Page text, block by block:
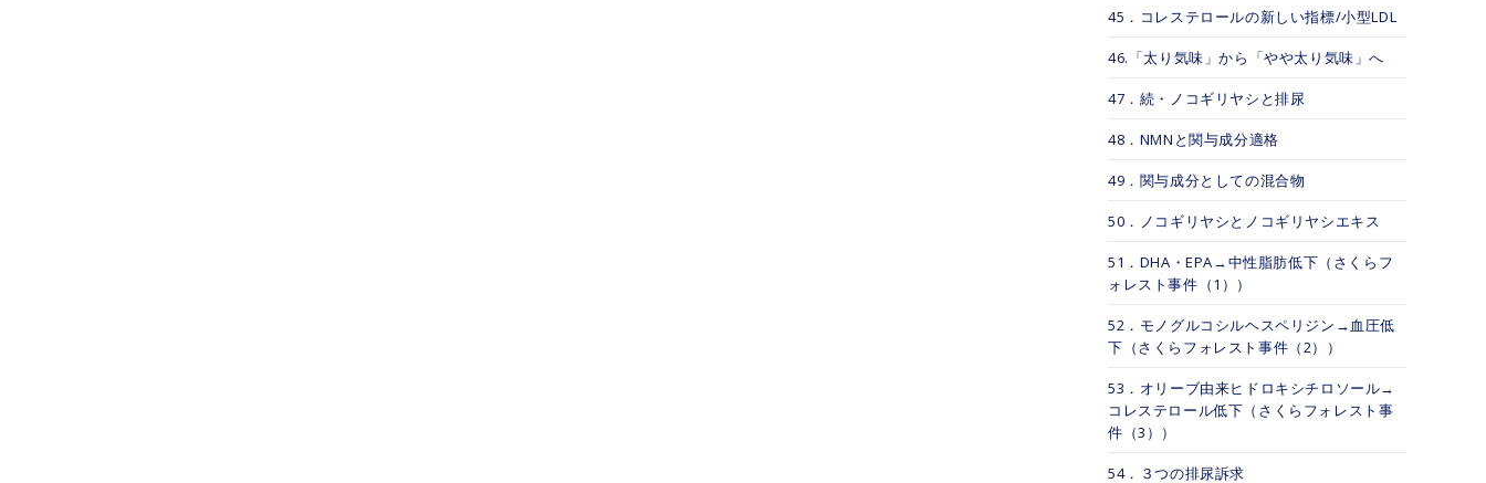
45．コレステロールの新しい指標/小型LDL
46.「太り気味」から「やや太り気味」へ
47．続・ノコギリヤシと排尿
48．NMNと関与成分適格
49．関与成分としての混合物
50．ノコギリヤシとノコギリヤシエキス
51．DHA・EPA→中性脂肪低下（さくらフ
ォレスト事件（1））
52．モノグルコシルヘスペリジン→血圧低
下（さくらフォレスト事件（2））
53．オリーブ由来ヒドロキシチロソール→
コレステロール低下（さくらフォレスト事
件（3））
54．３つの排尿訴求